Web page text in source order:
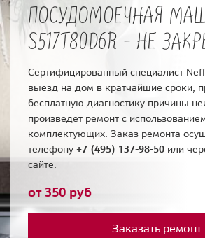
ПОСУДОМОЕЧНАЯ
S517T80D6R - НЕ
Сертифицированный специалист
выезд на дом в кратчайшие сроки,
бесплатную диагностику причины
произведет ремонт с
комплектующих. Заказ ремонта
телефону +7 (495) 137-98-50 или
сайте.
от 350 руб
Заказать ремонт